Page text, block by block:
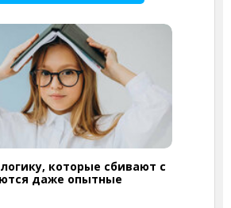
которые сбивают с
даже опытные